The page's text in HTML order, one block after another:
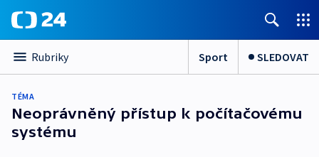
Rubriky Sport SLEDOVAT
TÉMA
Neoprávněný přístup k počítačovému
systému